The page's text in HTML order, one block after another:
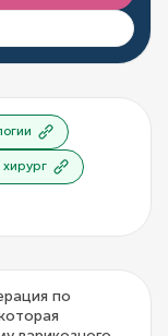
по